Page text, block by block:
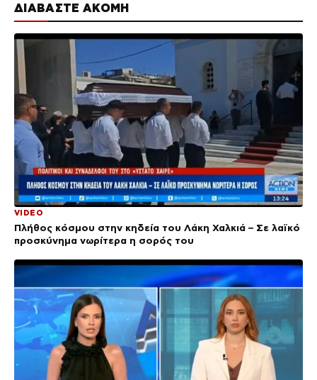
ΔΙΑΒΑΣΤΕ ΑΚΟΜΗ
VIDEO
Πλήθος κόσμου στην κηδεία του Λάκη Χαλκιά – Σε λαϊκό
προσκύνημα νωρίτερα η σορός του